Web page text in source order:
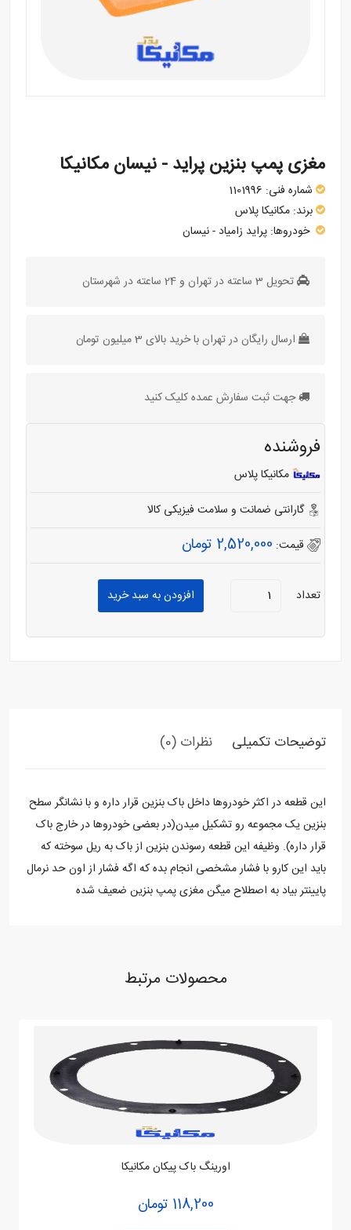
مغزی پمپ بنزین پراید - نیسان مکانیکا
شماره فنی: 1101996
برند: مکانیکا پلاس
خودروها: پراید زامیاد - نیسان
تحویل 3 ساعته در تهران و 24 ساعته در شهرستان
ارسال رایگان در تهران با خرید بالای 3 میلیون تومان
جهت ثبت سفارش عمده کلیک کنید
فروشنده
مکانیکا پلاس
گارانتی ضمانت و سلامت فیزیکی کالا
قیمت: 2,520,000 تومان
تعداد افزودن به سبد خرید
توضیحات تکمیلی نظرات (0)
این قطعه در اکثر خودروها داخل باک بنزین قرار داره و با نشانگر سطح
بنزین یک مجموعه رو تشکیل میدن(در بعضی خودروها در خارج باک
قرار داره). وظیفه این قطعه رسوندن بنزین از باک به ریل سوخته که
باید این کارو با فشار مشخصی انجام بده که اگه فشار از اون حد نرمال
پایینتر بیاد به اصطلاح میگن مغزی پمپ بنزین ضعیف شده
نظر خود را ثبت نمایید. نظر شما پس از تایید مدیر سایت، به نمایش در
خواهد آمد
نظر شما
محصولات مرتبط
اورینگ باک پیکان مکانیکا
118,200 تومان